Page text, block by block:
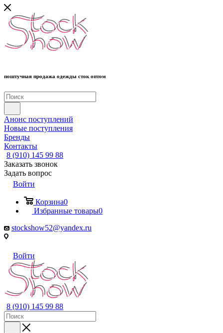
поштучная продажа одежды сток оптом
Анонс поступлений
Новые поступления
Бренды
Контакты
8 (910) 145 99 88
Заказать звонок
Задать вопрос
Войти
Корзина0
Избранные товары0
stockshow52@yandex.ru
Войти
8 (910) 145 99 88